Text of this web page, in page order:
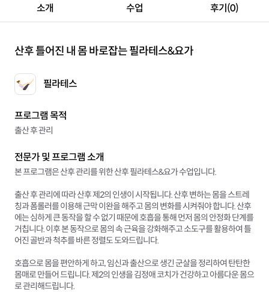
소개 수업 후기(0)
산후 틀어진 내 몸 바로잡는 필라테스&요가
필라테스
프로그램 목적
출산 후 관리
전문가 및 프로그램 소개
본 프로그램은 산후 관리를 위한 산후 필라테스&요가 수업입니다.
출산 후 관리에 따라 산후 제2의 인생이 시작됩니다. 산후 변하는 몸을 스트레
칭과 폼롤러를 이용해 근막 이완을 해주고 몸의 변화를 시켜줘야 합니다. 산후
에는 심하게 큰 동작을 할 수 없기 때문에 호흡을 통해 먼저 몸의 안정화 단계를
거칩니다. 이후 본 동작으로 몸의 속 근육을 강화해주고 소도구를 활용하여 틀
어진 골반과 척추를 바른 정렬도 도와드립니다.
호흡으로 몸을 편안하게 하고, 임신과 출산으로 생긴 군살을 정리하여 탄탄한
몸매로 만들어 드립니다. 제2의 인생을 김정애 코치가 건강하고 아름다운 몸으
로 관리해드립니다.